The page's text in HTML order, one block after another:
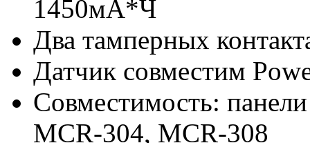
1450мА*Ч
Два тамперных
Датчик совместим
Совместимость:
MCR-304, MCR-308